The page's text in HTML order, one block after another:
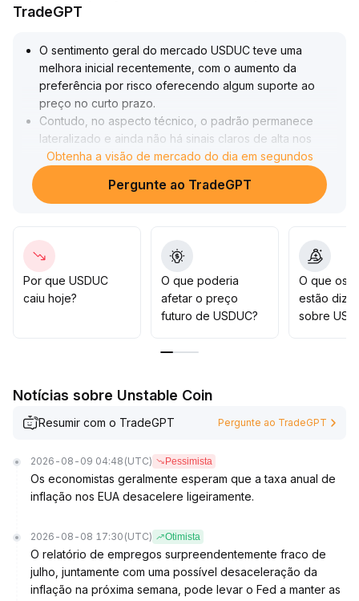
TradeGPT
O sentimento geral do mercado USDUC teve uma
melhora inicial recentemente, com o aumento da
preferência por risco oferecendo algum suporte ao
preço no curto prazo.
Contudo, no aspecto técnico, o padrão permanece
lateralizado e ainda não há sinais claros de alta nos
principais médias móveis e volumes.
Recomenda-se monitorar continuamente as principais
velas e volumes, sendo necessária uma ruptura
agressivas devem ser consideradas somente após
validação dos dados
Obtenha a visão de mercado do dia em segundos
Pergunte ao TradeGPT
Por que USDUC
caiu hoje?
O que poderia
afetar o preço
futuro de USDUC?
O que os
estão
sobre
Notícias sobre Unstable Coin
Resumir com o TradeGPT Pergunte ao TradeGPT
2026-08-09 04:48 (UTC) Pessimista
Os economistas geralmente esperam que a taxa anual de
inflação nos EUA desacelere ligeiramente.
2026-08-08 17:30 (UTC) Otimista
O relatório de empregos surpreendentemente fraco de
julho, juntamente com uma possível desaceleração da
inflação na próxima semana, pode levar o Fed a manter as